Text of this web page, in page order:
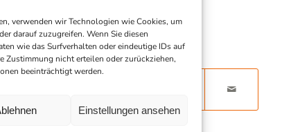
verwenden wir Technologien wie Cookies, um
darauf zuzugreifen. Wenn Sie diesen
wie das Surfverhalten oder eindeutige IDs auf
Zustimmung nicht erteilen oder zurückziehen,
beeinträchtigt werden.
Einstellungen ansehen